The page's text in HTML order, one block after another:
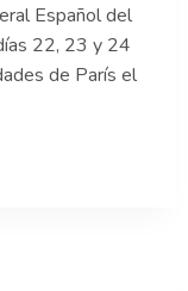
Español del
22, 23 y 24
de París el